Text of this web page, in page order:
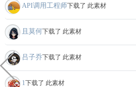
API调用工程师下载了 此素材
且莫何下载了 此素材
吕子乔下载了 此素材
1 下载了 此素材